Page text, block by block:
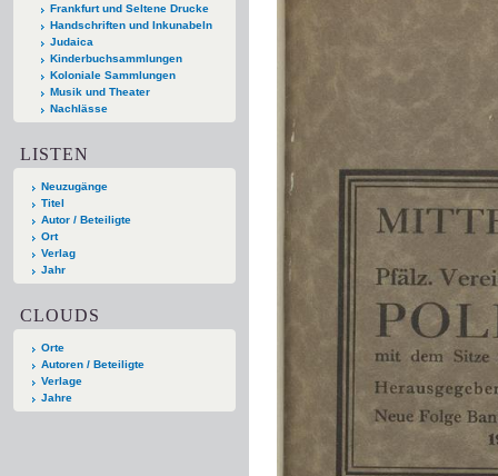
Frankfurt und Seltene Drucke
Handschriften und Inkunabeln
Judaica
Kinderbuchsammlungen
Koloniale Sammlungen
Musik und Theater
Nachlässe
LISTEN
Neuzugänge
Titel
Autor / Beteiligte
Ort
Verlag
Jahr
CLOUDS
Orte
Autoren / Beteiligte
Verlage
Jahre